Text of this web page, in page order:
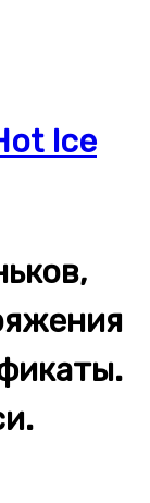
Ice